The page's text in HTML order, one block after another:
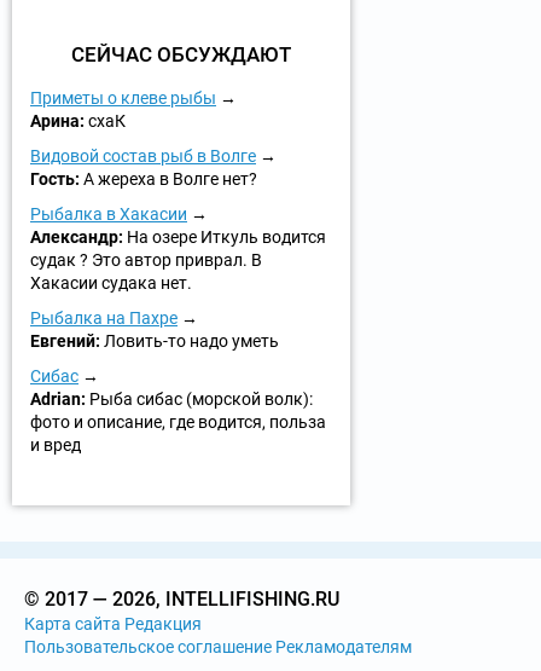
СЕЙЧАС ОБСУЖДАЮТ
Приметы о клеве рыбы
Арина: схаК
Видовой состав рыб в Волге
Гость: А жереха в Волге нет?
Рыбалка в Хакасии
Александр: На озере Иткуль водится
судак ? Это автор приврал. В
Хакасии судака нет.
Рыбалка на Пахре
Евгений: Ловить-то надо уметь
Сибас
Adrian: Рыба сибас (морской волк):
фото и описание, где водится, польза
и вред
© 2017 — 2026, INTELLIFISHING.RU
Карта сайта Редакция
Пользовательское соглашение Рекламодателям